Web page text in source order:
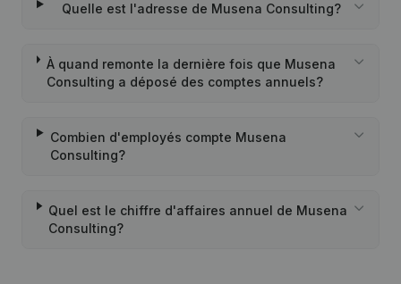
Quelle est l'adresse de Musena Consulting?
À quand remonte la dernière fois que Musena
Consulting a déposé des comptes annuels?
Combien d'employés compte Musena
Consulting?
Quel est le chiffre d'affaires annuel de Musena
Consulting?